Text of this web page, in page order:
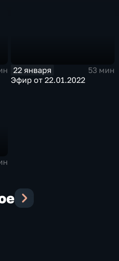
22 января
53 мин
Эфир от 22.01.2022